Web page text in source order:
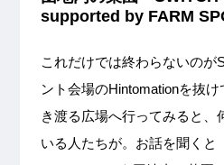
supported by FARM
これだけでは終わらないのが
ント会場のHintomationを抜
き渡る広場へ行ってみると、
いる人たちが。お話を聞くと